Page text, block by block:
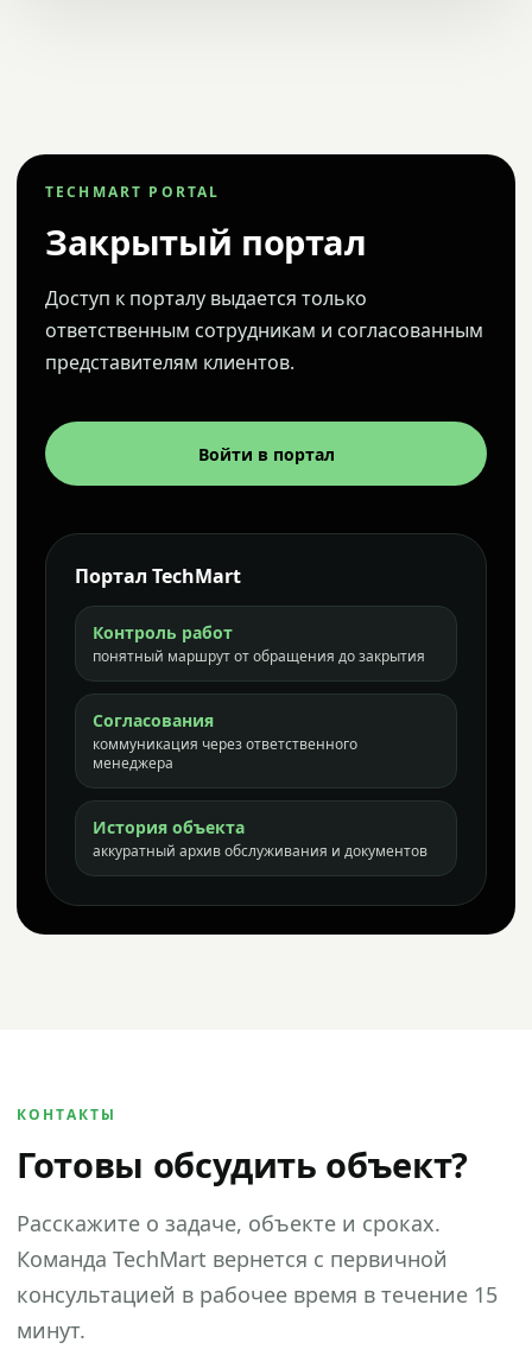
TECHMART PORTAL
Закрытый портал
Доступ к порталу выдается только
ответственным сотрудникам и согласованным
представителям клиентов.
Войти в портал
Портал TechMart
Контроль работ
понятный маршрут от обращения до закрытия
Согласования
коммуникация через ответственного
менеджера
История объекта
аккуратный архив обслуживания и документов
КОНТАКТЫ
Готовы обсудить объект?
Расскажите о задаче, объекте и сроках.
Команда TechMart вернется с первичной
консультацией в рабочее время в течение 15
минут.